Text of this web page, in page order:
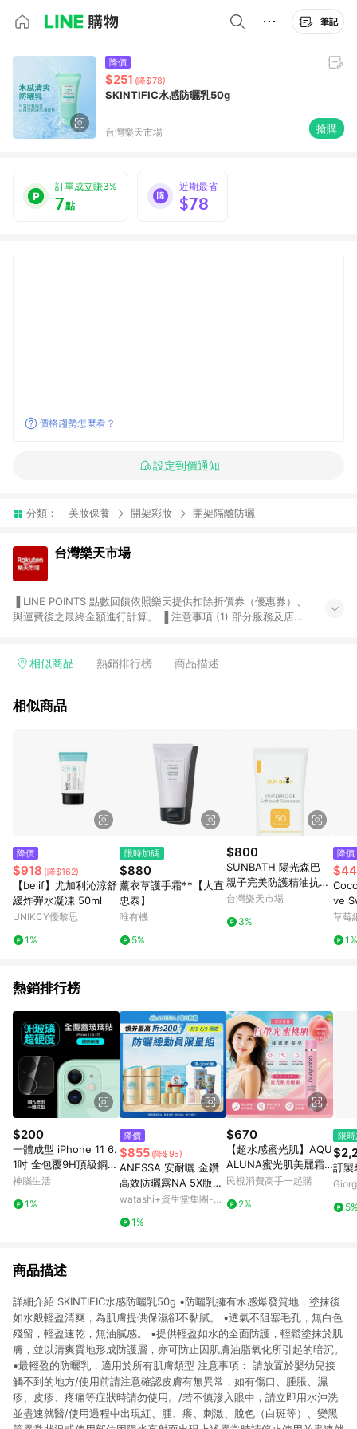
筆記
降價
$251 (降$78)
SKINTIFIC水感防曬乳50g
台灣樂天市場 搶購
訂單成立賺3%
7點
近期最省
$78
價格趨勢怎麼看？
設定到價通知
分類： 美妝保養 開架彩妝 開架隔離防曬
台灣樂天市場
與運費後之最終金額進行計算。 ▐ 注意事項 (1) 部分服務及店家
Smart mobile、神腦生活、JS巨盛、樂天KOBO電子書，請詳閱
台灣樂天市場，並在同一瀏覽器於24小時內結帳，才享有 LINE
使用APP、或中途瀏覽比價網、回饋網、Google等其他網頁、或
由網頁版(電腦版/手機版網頁)切換為App都將會造成追蹤中斷而
無法進行 LINE POINTS 回饋。 (5) LINE 購物為購物資訊整合性
平台，商品資料更新會有時間差，如顯示之商品規格、顏色、價
位、贈品與台灣樂天市場銷售網頁不符，以銷售網頁標示為準。
(6) 導購訂單已逾 365 天，根據台灣樂天回饋規定，逾期訂單將
點數回饋或點數回饋有爭議，台灣樂天市場保有更改條款與法律
追訴之權利，活動詳情以樂天市場網站公告為準。
相似商品 熱銷排行榜 商品描述
相似商品
降價
$918 (降$162)
【belif】尤加利沁涼舒
緩炸彈水凝凍 50ml
UNIKCY優黎思
1%
限時加碼
$880
薰衣草護手霜**【大直
忠泰】
唯有機
5%
$800
SUNBATH 陽光森巴
親子完美防護精油抗曬
乳50g SPF50+/PA++
山戀香水
台灣樂天市場
3%
降價
ve
髮
草莓
1%
熱銷排行榜
$200
一體成型 iPhone 11 6.
1吋 全包覆9H頂級鋼化
玻璃膜 鏡頭貼
神腦生活
1%
降價
$855 (降$95)
ANESSA 安耐曬 金鑽
高效防曬露NA 5X版
【watashi+資生堂官
watashi+資生堂集團-蝦
1%
$670
【超水感蜜光肌】AQU
ALUNA蜜光肌美麗霜
(SPF37) 50ml（防
民視消費高手一起購
2%
限
訂製
商品描述
詳細介紹 SKINTIFIC水感防曬乳50g •防曬乳擁有水感爆發質地，塗抹後
如水般輕盈清爽，為肌膚提供保濕卻不黏膩。 •透氣不阻塞毛孔，無白色
殘留，輕盈速乾，無油膩感。 •提供輕盈如水的全面防護，輕鬆塗抹於肌
膚，並以清爽質地形成防護層，亦可防止因肌膚油脂氧化所引起的暗沉。
•最輕盈的防曬乳，適用於所有肌膚類型 注意事項： 請放置於嬰幼兒接
觸不到的地方/使用前請注意確認皮膚有無異常，如有傷口、腫脹、濕
疹、皮疹、疼痛等症狀時請勿使用。/若不慎滲入眼中，請立即用水沖洗
並盡速就醫/使用過程中出現紅、腫、癢、刺激、脫色（白斑等）、變黑